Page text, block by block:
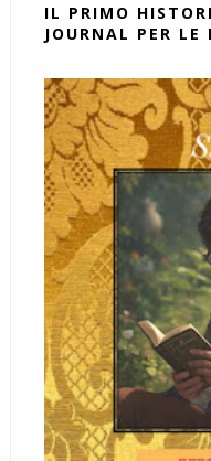
IL PRIMO
JOURNAL PER LE